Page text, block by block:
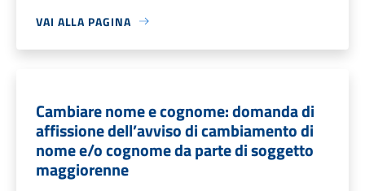
VAI ALLA PAGINA
Cambiare nome e cognome: domanda di
affissione dell’avviso di cambiamento di
nome e/o cognome da parte di soggetto
maggiorenne